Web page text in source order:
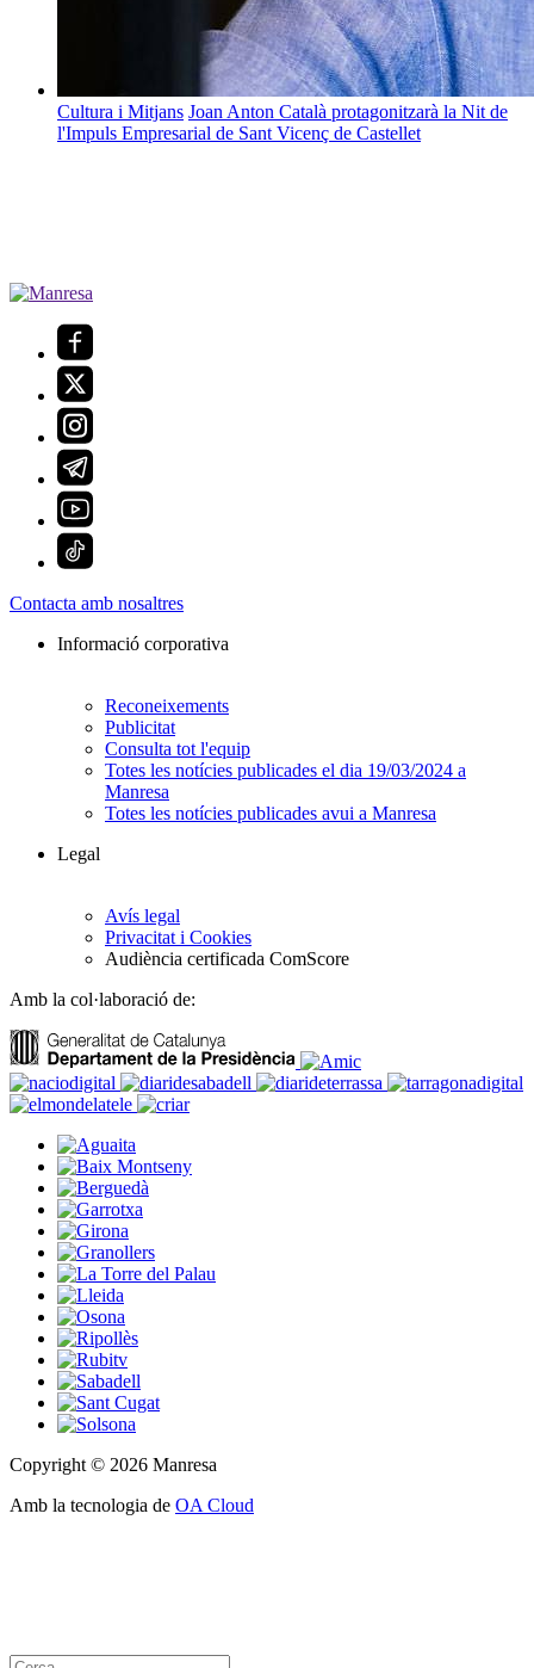
Cultura i Mitjans Joan Anton Català protagonitzarà la Nit de
l'Impuls Empresarial de Sant Vicenç de Castellet
Contacta amb nosaltres
Informació corporativa
Reconeixements
Publicitat
Consulta tot l'equip
Totes les notícies publicades el dia 19/03/2024 a
Manresa
Totes les notícies publicades avui a Manresa
Legal
Avís legal
Privacitat i Cookies
Audiència certificada ComScore
Amb la col·laboració de:
Copyright © 2026 Manresa
Amb la tecnologia de OA Cloud